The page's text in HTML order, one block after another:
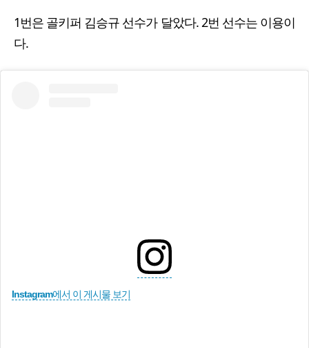
1번은 골키퍼 김승규 선수가 달았다. 2번 선수는 이용이
다.
Instagram에서 이 게시물 보기